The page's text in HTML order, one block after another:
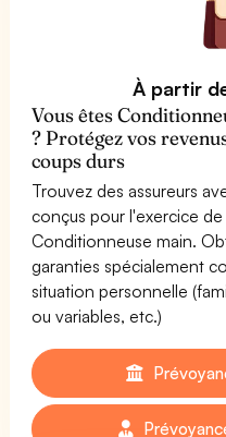
À partir
Vous êtes
? Protégez vos
coups durs
Trouvez des assureurs
conçus pour l'exercice
Conditionneuse main.
garanties spécialement
situation personnelle
ou variables, etc.)